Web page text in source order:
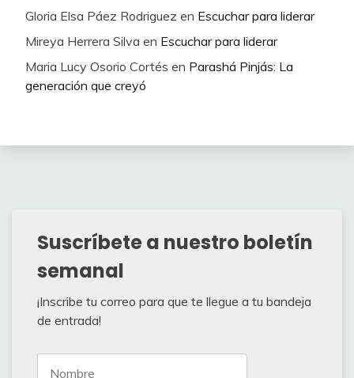
Gloria Elsa Páez Rodriguez en Escuchar para liderar
Mireya Herrera Silva en Escuchar para liderar
Maria Lucy Osorio Cortés en Parashá Pinjás: La
generación que creyó
Suscríbete a nuestro boletín
semanal
¡Inscribe tu correo para que te llegue a tu bandeja
de entrada!